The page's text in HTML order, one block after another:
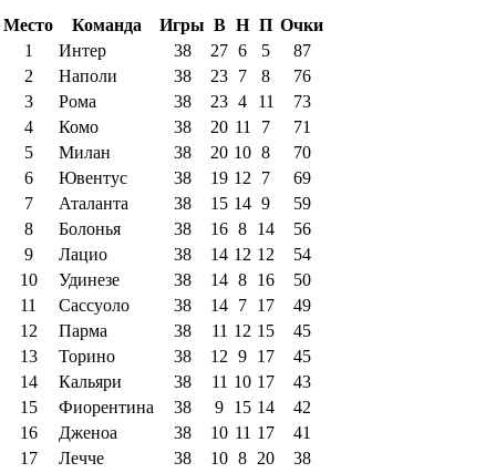
Место Команда Игры В Н П Очки
1
Интер 38 27 6 5
87
2
Наполи 38 23 7 8
76
3
Рома 38 23 4 11
73
4
Комо 38 20 11 7
71
5
Милан 38 20 10 8
70
6
Ювентус 38 19 12 7
69
7
Аталанта 38 15 14 9
59
8
Болонья 38 16 8 14
56
9
Лацио 38 14 12 12
54
10
Удинезе 38 14 8 16
50
11
Сассуоло 38 14 7 17
49
12
Парма 38 11 12 15
45
13
Торино 38 12 9 17
45
14
Кальяри 38 11 10 17
43
15
Фиорентина 38 9 15 14
42
16
Дженоа 38 10 11 17
41
17
Лечче 38 10 8 20
38